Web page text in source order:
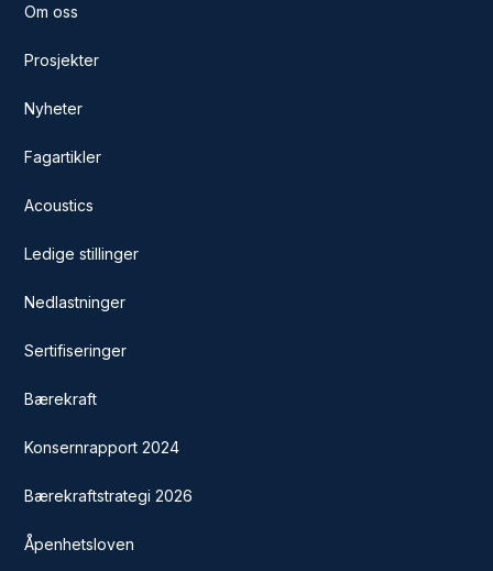
Om oss
Prosjekter
Nyheter
Fagartikler
Acoustics
Ledige stillinger
Nedlastninger
Sertifiseringer
Bærekraft
Konsernrapport 2024
Bærekraftstrategi 2026
Åpenhetsloven